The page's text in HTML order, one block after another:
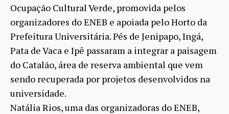
Ocupação Cultural Verde, promovida pelos
organizadores do ENEB e apoiada pelo Horto da
Prefeitura Universitária. Pés de Jenipapo, Ingá,
Pata de Vaca e Ipê passaram a integrar a paisagem
do Catalão, área de reserva ambiental que vem
sendo recuperada por projetos desenvolvidos na
universidade.
Natália Rios, uma das organizadoras do ENEB,